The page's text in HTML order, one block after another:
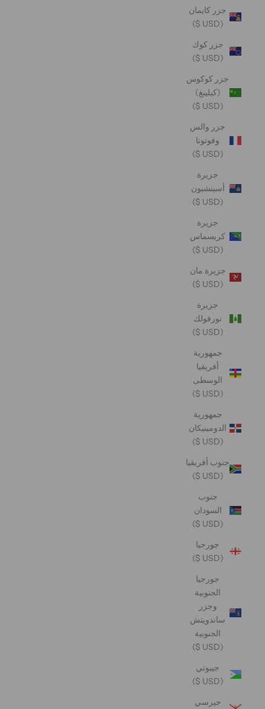
جزر كايمان
(USD $)
جزر كوك
(USD $)
جزر كوكوس
(كيلينغ)
(USD $)
جزر والس
وفوتونا
(USD $)
جزيرة
أسينشيون
(USD $)
جزيرة
كريسماس
(USD $)
جزيرة مان
(USD $)
جزيرة
نورفولك
(USD $)
جمهورية
أفريقيا
الوسطى
(USD $)
جمهورية
الدومينيكان
(USD $)
جنوب أفريقيا
(USD $)
جنوب
السودان
(USD $)
جورجيا
(USD $)
جورجيا
الجنوبية
وجزر
ساندويتش
الجنوبية
(USD $)
جيبوتي
(USD $)
جيرسي